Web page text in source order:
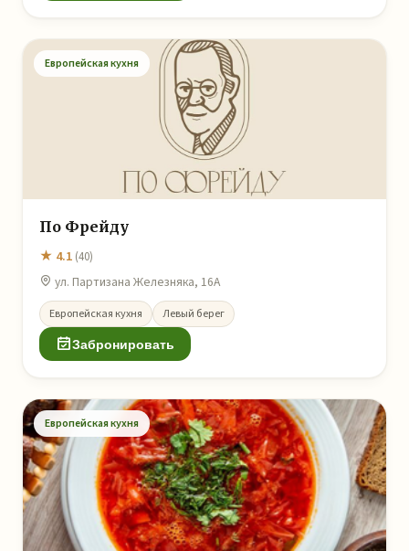
Европейская кухня
По Фрейду
★ 4.1 (40)
ул. Партизана Железняка, 16А
Европейская кухня Левый берег
Забронировать
Европейская кухня